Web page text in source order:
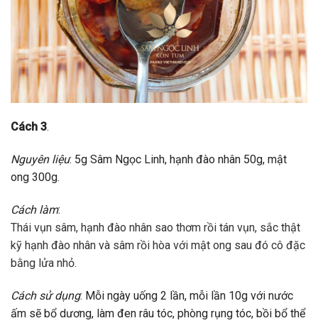
Cách 3.
Nguyên liệu: 5g Sâm Ngọc Linh, hạnh đào nhân 50g, mật
ong 300g.
Cách làm:
Thái vụn sâm, hạnh đào nhân sao thơm rồi tán vụn, sắc thật
kỹ hạnh đào nhân và sâm rồi hòa với mật ong sau đó cô đặc
bằng lửa nhỏ.
Cách sử dụng: Mỗi ngày uống 2 lần, mỗi lần 10g với nước
ấm sẽ bổ dương, làm đen râu tóc, phòng rụng tóc, bồi bổ thể